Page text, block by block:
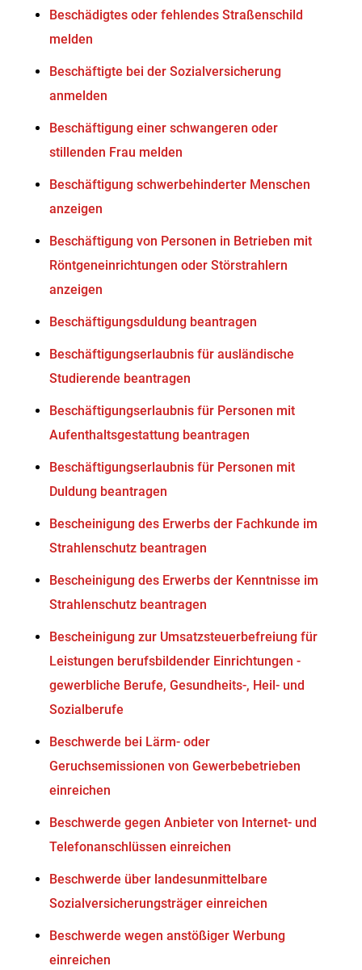
Beschädigtes oder fehlendes Straßenschild
melden
Beschäftigte bei der Sozialversicherung
anmelden
Beschäftigung einer schwangeren oder
stillenden Frau melden
Beschäftigung schwerbehinderter Menschen
anzeigen
Beschäftigung von Personen in Betrieben mit
Röntgeneinrichtungen oder Störstrahlern
anzeigen
Beschäftigungsduldung beantragen
Beschäftigungserlaubnis für ausländische
Studierende beantragen
Beschäftigungserlaubnis für Personen mit
Aufenthaltsgestattung beantragen
Beschäftigungserlaubnis für Personen mit
Duldung beantragen
Bescheinigung des Erwerbs der Fachkunde im
Strahlenschutz beantragen
Bescheinigung des Erwerbs der Kenntnisse im
Strahlenschutz beantragen
Bescheinigung zur Umsatzsteuerbefreiung für
Leistungen berufsbildender Einrichtungen -
gewerbliche Berufe, Gesundheits-, Heil- und
Sozialberufe
Beschwerde bei Lärm- oder
Geruchsemissionen von Gewerbebetrieben
einreichen
Beschwerde gegen Anbieter von Internet- und
Telefonanschlüssen einreichen
Beschwerde über landesunmittelbare
Sozialversicherungsträger einreichen
Beschwerde wegen anstößiger Werbung
einreichen